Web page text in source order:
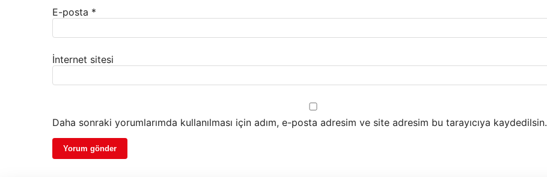
E-posta *
İnternet sitesi
Daha sonraki yorumlarımda kullanılması için adım, e-posta adresim ve site adresim bu tarayıcıya kaydedilsin.